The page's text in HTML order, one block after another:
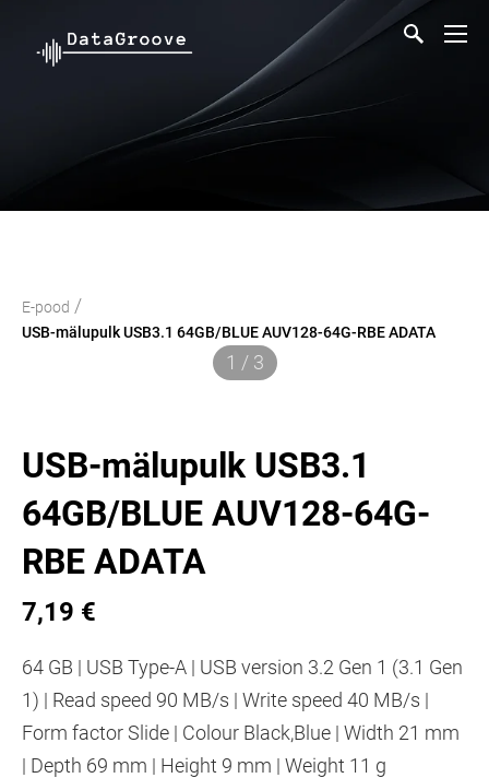
E-pood /
USB-mälupulk USB3.1 64GB/BLUE AUV128-64G-RBE ADATA
1 / 3
USB-mälupulk USB3.1
64GB/BLUE AUV128-64G-
RBE ADATA
7,19 €
64 GB | USB Type-A | USB version 3.2 Gen 1 (3.1 Gen
1) | Read speed 90 MB/s | Write speed 40 MB/s |
Form factor Slide | Colour Black,Blue | Width 21 mm
| Depth 69 mm | Height 9 mm | Weight 11 g